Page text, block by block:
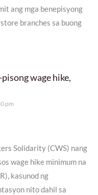
ang mga benepisyong
branches sa buong
wage hike,
pm
Solidarity (CWS) nang
wage hike minimum na
kasunod ng
nito dahil sa